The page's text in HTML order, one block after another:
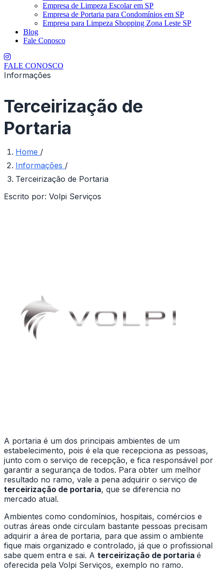
Empresa de Limpeza Escolar em SP
Empresa de Portaria para Condomínios em SP
Empresa para Limpeza Shopping Zona Leste SP
Blog
Fale Conosco
FALE CONOSCO
Informações
Terceirização de
Portaria
Home /
Informações /
Terceirização de Portaria
Escrito por: Volpi Serviços
A portaria é um dos principais ambientes de um
estabelecimento, pois é ela que recepciona as pessoas,
junto com o serviço de recepção, e fica responsável por
garantir a segurança de todos. Para obter um melhor
resultado no ramo, vale a pena adquirir o serviço de
terceirização de portaria, que se diferencia no
mercado atual.
Ambientes como condomínios, hospitais, comércios e
outras áreas onde circulam bastante pessoas precisam
adquirir a área de portaria, para que assim o ambiente
fique mais organizado e controlado, já que o profissional
sabe quem entra e sai. A terceirização de portaria é
oferecida pela Volpi Serviços, exemplo no ramo.